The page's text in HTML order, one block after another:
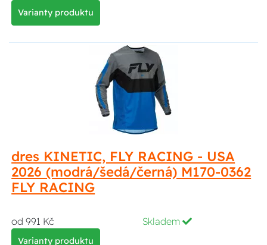
Varianty produktu
dres KINETIC, FLY RACING - USA
2026 (modrá/šedá/černá) M170-0362
FLY RACING
od 991 Kč Skladem
Varianty produktu